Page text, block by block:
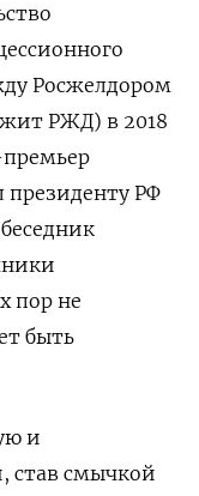
Росжелдором
РЖД) в 2018
РФ
пор не
быть
и
став смычкой